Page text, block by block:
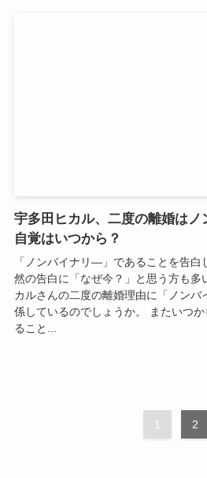
宇多田ヒカル、二度の離婚は
自覚はいつから？
「ノンバイナリ―」であることを告
然の告白に「なぜ今？」と思う方も多
カルさんの二度の離婚理由に「ノン
係しているのでしょうか。 またいつ
ること...
1 2